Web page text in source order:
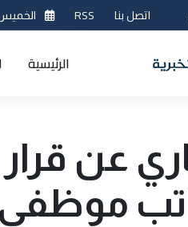
اتصل بنا RSS الخميس، ٦ أغسطس
الرئيسية
عن